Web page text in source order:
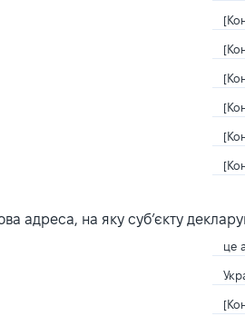
адреса, на яку суб’єкту
це